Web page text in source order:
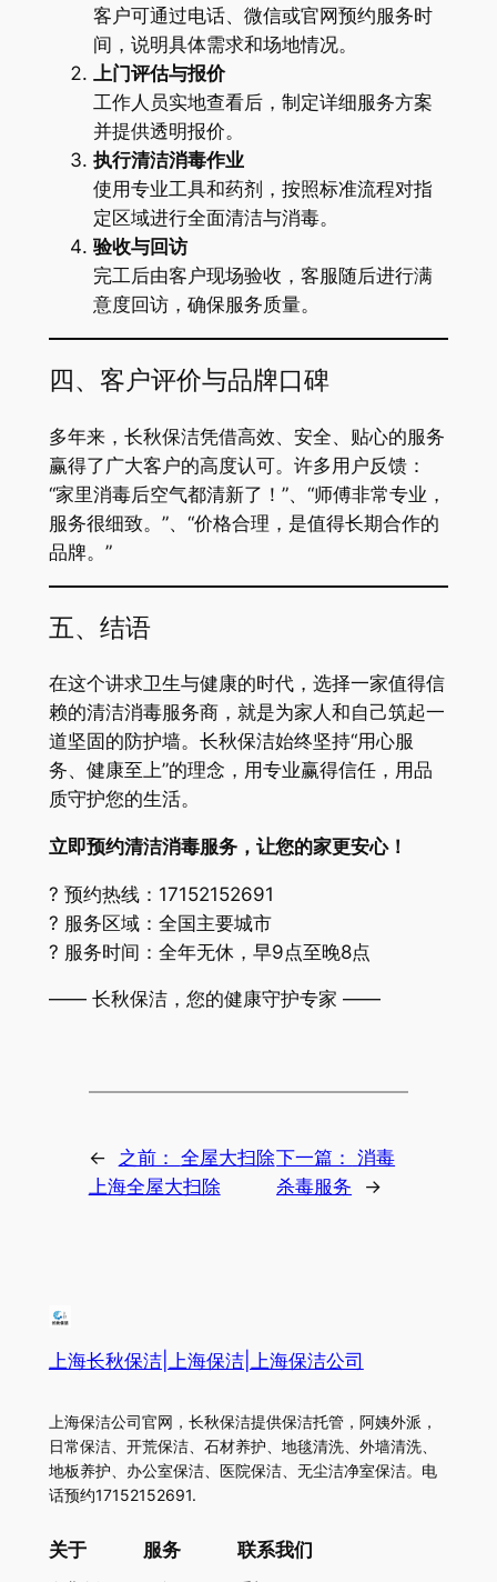
客户可通过电话、微信或官网预约服务时
间，说明具体需求和场地情况。
上门评估与报价
工作人员实地查看后，制定详细服务方案
并提供透明报价。
执行清洁消毒作业
使用专业工具和药剂，按照标准流程对指
定区域进行全面清洁与消毒。
验收与回访
完工后由客户现场验收，客服随后进行满
意度回访，确保服务质量。
四、客户评价与品牌口碑
多年来，长秋保洁凭借高效、安全、贴心的服务
赢得了广大客户的高度认可。许多用户反馈：
“家里消毒后空气都清新了！”、“师傅非常专业，
服务很细致。”、“价格合理，是值得长期合作的
品牌。”
五、结语
在这个讲求卫生与健康的时代，选择一家值得信
赖的清洁消毒服务商，就是为家人和自己筑起一
道坚固的防护墙。长秋保洁始终坚持“用心服
务、健康至上”的理念，用专业赢得信任，用品
质守护您的生活。
立即预约清洁消毒服务，让您的家更安心！
? 预约热线：17152152691
? 服务区域：全国主要城市
? 服务时间：全年无休，早9点至晚8点
—— 长秋保洁，您的健康守护专家 ——
← 之前： 全屋大扫除
上海全屋大扫除
下一篇：
消毒
杀毒服务
→
上海长秋保洁|上海保洁|上海保洁公司
上海保洁公司官网，长秋保洁提供保洁托管，阿姨外派，
日常保洁、开荒保洁、石材养护、地毯清洗、外墙清洗、
地板养护、办公室保洁、医院保洁、无尘洁净室保洁。电
话预约17152152691.
关于 服务 联系我们